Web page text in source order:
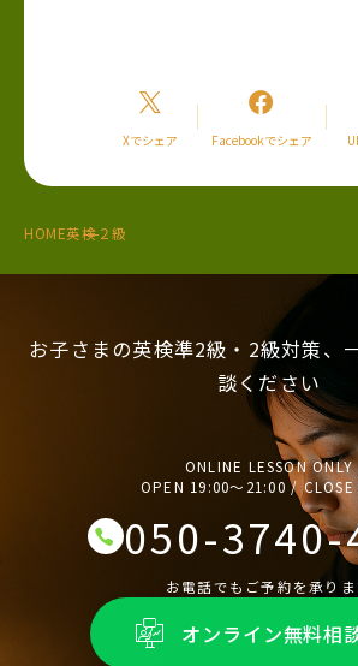
Xでシェア Facebookでシェア
HOME英検２級
お子さまの英検準2級・2級対策、
談ください
ONLINE LESSON ONLY
OPEN 19:00〜21:00 /
050-3740-
お電話でもご予約を承りま
オンライン無料相